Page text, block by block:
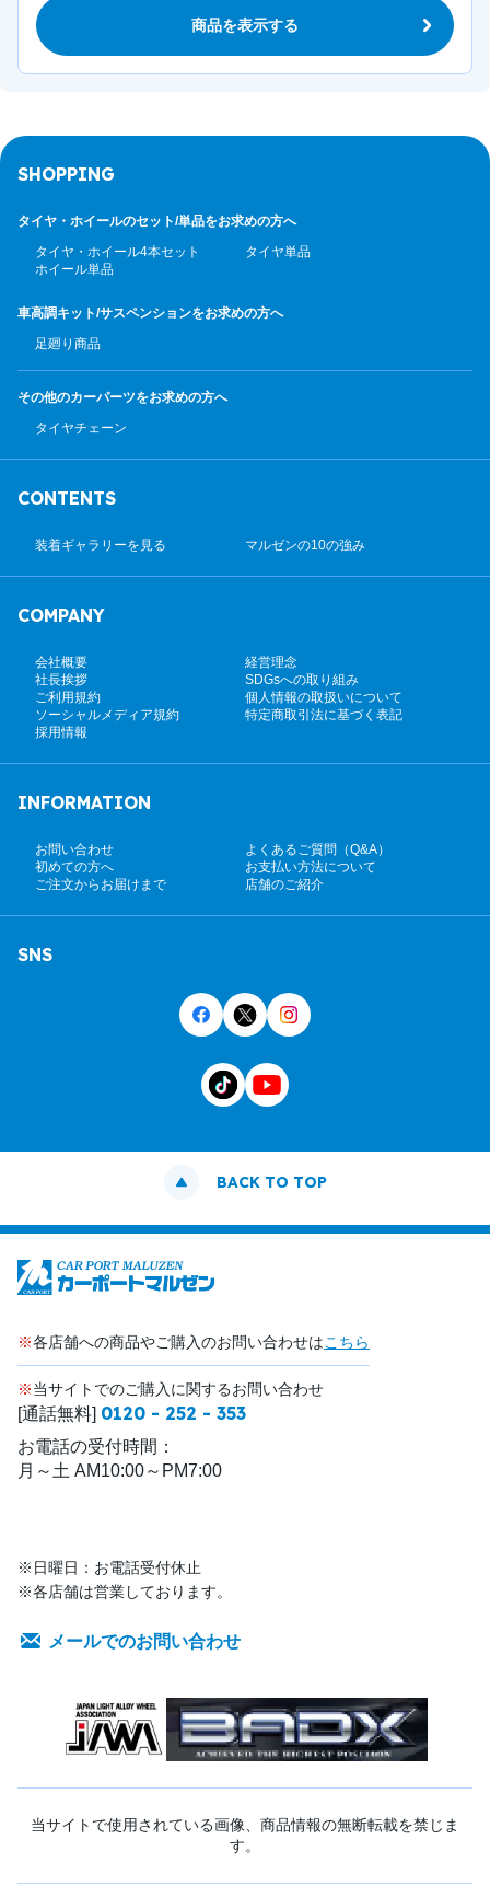
商品を表示する
SHOPPING
タイヤ・ホイールのセット/単品をお求めの方へ
タイヤ・ホイール4本セット
タイヤ単品
ホイール単品
車高調キット/サスペンションをお求めの方へ
足廻り商品
その他のカーパーツをお求めの方へ
タイヤチェーン
CONTENTS
装着ギャラリーを見る マルゼンの10の強み
COMPANY
会社概要
経営理念
社長挨拶
SDGsへの取り組み
ご利用規約
個人情報の取扱いについて
ソーシャルメディア規約
特定商取引法に基づく表記
採用情報
INFORMATION
お問い合わせ
よくあるご質問（Q&A）
初めての方へ
お支払い方法について
ご注文からお届けまで
店舗のご紹介
SNS
BACK TO TOP
※各店舗への商品やご購入のお問い合わせはこちら
※当サイトでのご購入に関するお問い合わせ
[通話無料] 0120 - 252 - 353
お電話の受付時間：
月～土 AM10:00～PM7:00
※日曜日：お電話受付休止
※各店舗は営業しております。
メールでのお問い合わせ
当サイトで使用されている画像、商品情報の無断転載を禁じま
す。